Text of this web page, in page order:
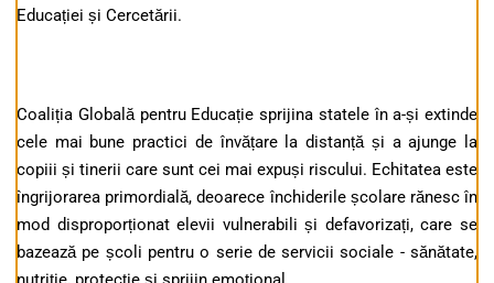
Educației și Cercetării.
Coaliția Globală pentru Educație sprijina statele în a-și extinde
cele mai bune practici de învățare la distanță și a ajunge la
copiii și tinerii care sunt cei mai expuși riscului. Echitatea este
îngrijorarea primordială, deoarece închiderile școlare rănesc în
mod disproporționat elevii vulnerabili și defavorizați, care se
bazează pe școli pentru o serie de servicii sociale - sănătate,